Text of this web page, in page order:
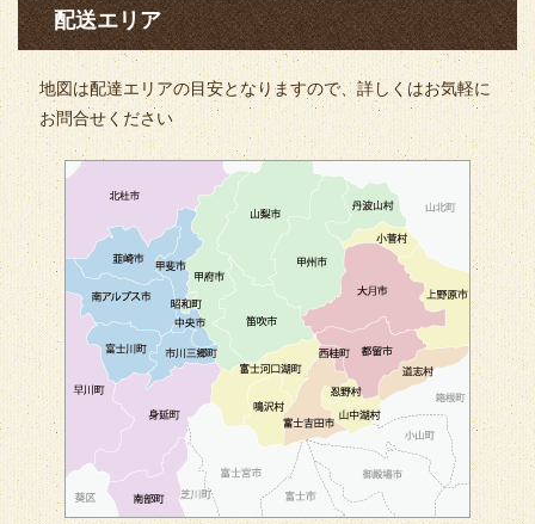
配送エリア
地図は配達エリアの目安となりますので、詳しくはお気軽に
お問合せください